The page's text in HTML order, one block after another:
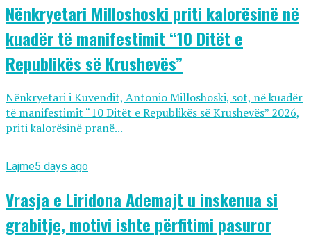
Nënkryetari Milloshoski priti kalorësinë në
kuadër të manifestimit “10 Ditët e
Republikës së Krushevës”
Nënkryetari i Kuvendit, Antonio Milloshoski, sot, në kuadër
të manifestimit “10 Ditët e Republikës së Krushevës” 2026,
priti kalorësinë pranë...
Lajme5 days ago
Vrasja e Liridona Ademajt u inskenua si
grabitje, motivi ishte përfitimi pasuror